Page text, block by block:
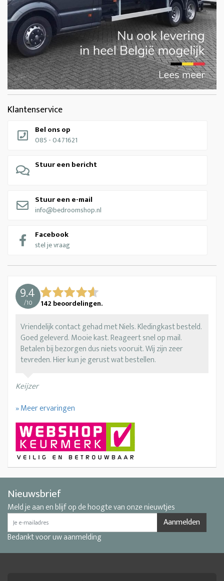
Klantenservice
Bel ons op
085 - 0471621
Stuur een bericht
Stuur een e-mail
info@bedroomshop.nl
Facebook
stel je vraag
9.4
/10 142 beoordelingen.
Vriendelijk contact gehad met Niels. Kledingkast besteld.
Goed geleverd. Mooie kast. Reageert snel op mail.
Betalen bij bezorgen dus niets vooruit. Wij zijn zeer
tevreden. Hier kun je gerust wat bestellen.
Keijzer
» Meer ervaringen
Nieuwsbrief
Meld je aan en blijf op de hoogte van onze nieuwtjes
Aanmelden
Bedankt voor uw aanmelding